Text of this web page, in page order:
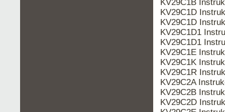
KV29C1B
KV29C1D
KV29C1D
KV29C1D1
KV29C1D1
KV29C1E
KV29C1K
KV29C1R
KV29C2A
KV29C2B
KV29C2D